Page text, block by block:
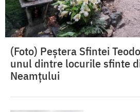
(Foto) Peștera Sfintei
unul dintre locurile sfinte
Neamțului